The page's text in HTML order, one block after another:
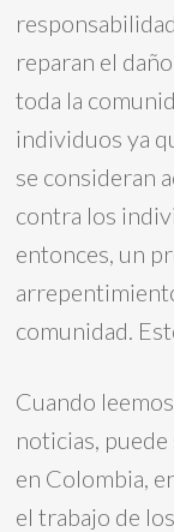
reparan el
toda la
individuos ya
se consideran
contra los
entonces, un
comunidad.
Cuando
noticias,
en Colombia,
el trabajo de